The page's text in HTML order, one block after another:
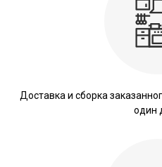
Доставка и сборка
один